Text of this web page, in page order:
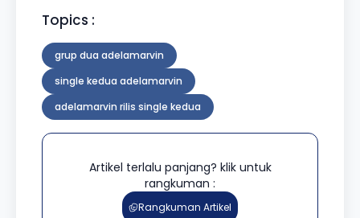
Topics :
grup dua adelamarvin
single kedua adelamarvin
adelamarvin rilis single kedua
Artikel terlalu panjang? klik untuk
rangkuman :
Rangkuman Artikel